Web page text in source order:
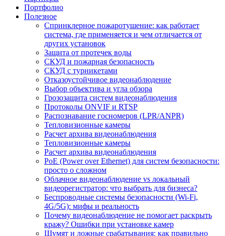
Портфолио
Полезное
Спринклерное пожаротушение: как работает
система, где применяется и чем отличается от
других установок
Защита от протечек воды
СКУД и пожарная безопасность
СКУД с турникетами
Отказоустойчивое видеонаблюдение
Выбор объектива и угла обзора
Грозозащита систем видеонаблюдения
Протоколы ONVIF и RTSP
Распознавание госномеров (LPR/ANPR)
Тепловизионные камеры
Расчет архива видеонаблюдения
Тепловизионные камеры
Расчет архива видеонаблюдения
PoE (Power over Ethernet) для систем безопасности:
просто о сложном
Облачное видеонаблюдение vs локальный
видеорегистратор: что выбрать для бизнеса?
Беспроводные системы безопасности (Wi-Fi,
4G/5G): мифы и реальность
Почему видеонаблюдение не помогает раскрыть
кражу? Ошибки при установке камер
Шумят и ложные срабатывания: как правильно